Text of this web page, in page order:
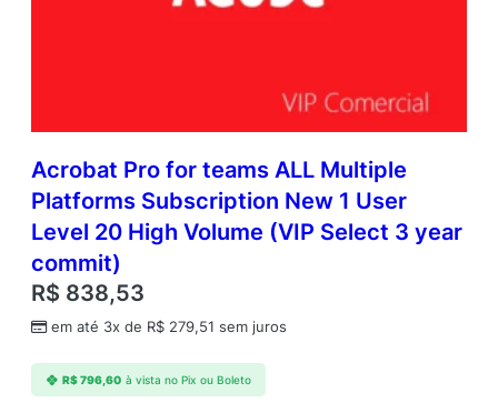
Acrobat Pro for teams ALL Multiple
Platforms Subscription New 1 User
Level 20 High Volume (VIP Select 3 year
commit)
R$ 838,53
em até 3x de R$ 279,51 sem juros
R$796,60 à vista no Pix ou Boleto